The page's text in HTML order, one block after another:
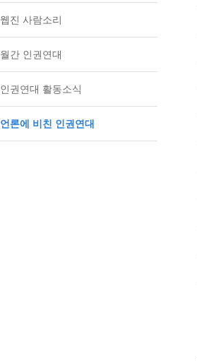
웹진 사람소리
월간 인권연대
인권연대 활동소식
언론에 비친 인권연대